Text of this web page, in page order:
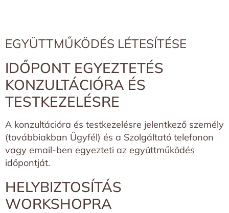
EGYÜTTMŰKÖDÉS LÉTESÍTÉSE
IDŐPONT EGYEZTETÉS
KONZULTÁCIÓRA ÉS
TESTKEZELÉSRE
A konzultációra és testkezelésre jelentkező személy
(továbbiakban Ügyfél) és a Szolgáltató telefonon
vagy email-ben egyezteti az együttműködés
időpontját.
HELYBIZTOSÍTÁS
WORKSHOPRA